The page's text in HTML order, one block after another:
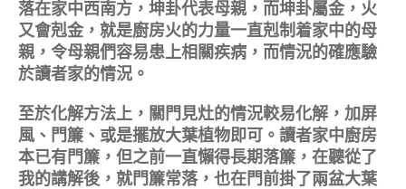
落在家中西南方，坤卦代表母親，而坤卦屬金，火
又會剋金，就是廚房火的力量一直剋制着家中的母
親，令母親們容易患上相關疾病，而情況的確應驗
於讀者家的情況。
至於化解方法上，關門見灶的情況較易化解，加屏
風、門簾、或是擺放大葉植物即可。讀者家中廚房
本已有門簾，但之前一直懶得長期落簾，在聽從了
我的講解後，就門簾常落，也在門前掛了兩盆大葉